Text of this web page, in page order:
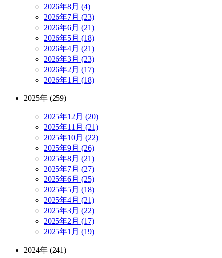
2026年8月 (4)
2026年7月 (23)
2026年6月 (21)
2026年5月 (18)
2026年4月 (21)
2026年3月 (23)
2026年2月 (17)
2026年1月 (18)
2025年 (259)
2025年12月 (20)
2025年11月 (21)
2025年10月 (22)
2025年9月 (26)
2025年8月 (21)
2025年7月 (27)
2025年6月 (25)
2025年5月 (18)
2025年4月 (21)
2025年3月 (22)
2025年2月 (17)
2025年1月 (19)
2024年 (241)